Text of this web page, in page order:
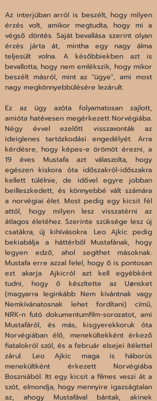
Az interjúban arról is beszélt, hogy milyen
érzés volt, amikor megtudta, hogy mi a
végső döntés. Saját bevallása szerint olyan
érzés járta át, mintha egy nagy álma
teljesült volna. A későbbiekben azt is
bevallotta, hogy nem emlékszik, hogy mikor
beszélt másról, mint az "ügye", ami most
nagy megkönnyebbülésére lezárult.
Ez az ügy azóta folyamatosan zajlott,
amióta hatévesen megérkezett Norvégiába.
Négy évvel ezelőtt visszavonták az
ideiglenes tartózkodási engedélyét. Arra
kérdésre, hogy képes-e örömöt érezni, a
19 éves Mustafa azt válaszolta, hogy
egészen kiskora óta időszakról-időszakra
kellett túlélnie, de idővel egyre jobban
beilleszkedett, és könnyebbé vált számára
a norvégiai élet. Most pedig egy kicsit fél
attól, hogy milyen lesz visszatérni az
átlagos életéhez. Szerinte szüksége lesz új
csatákra, új kihívásokra. Leo Ajkic pedig
bekiabálja a háttérből Mustafának, hogy
legyen edző, ahol segíthet másoknak.
Mustafa erre azzal felel, hogy ő is pontosan
ezt akarja. Ajkicról azt kell egyébként
tudni, hogy ő készítette az Uønsket
(magyarra leginkább Nem kívántnak vagy
Nemkívánatosnak lehet fordítani) című,
NRK-n futó dokumentumfilm-sorozatot, ami
Mustafáról, és más, kisgyerekkoruk óta
Norvégiában élő, menekültekként érkező
fiatalokról szól, és a február elsejei ítélettel
zárul. Leo Ajkic maga is háborús
menekültként érkezett Norvégiába
Boszniából. Itt egy kicsit a filmes veszi át a
szót, elmondja, hogy mennyire igazságtalan
az, ahogy Mustafával bántak, akinek